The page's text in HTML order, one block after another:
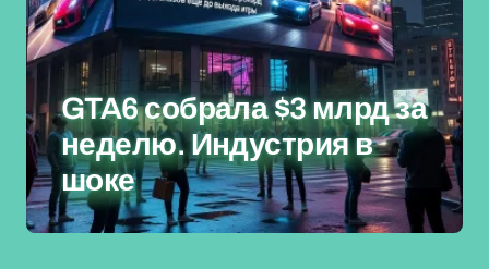
GTA6 собрала $3 млрд за
неделю. Индустрия в
шоке